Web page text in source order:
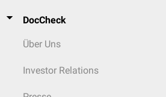
DocCheck
Über Uns
Investor Relations